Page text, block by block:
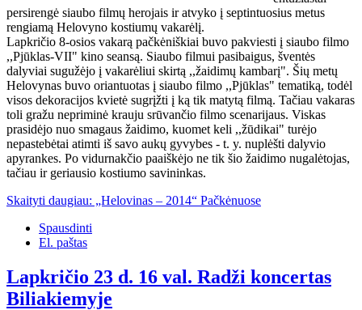
persirengė siaubo filmų herojais ir atvyko į septintuosius metus
rengiamą Helovyno kostiumų vakarėlį.
Lapkričio 8-osios vakarą pačkėniškiai buvo pakviesti į siaubo filmo
,,Pjūklas-VII" kino seansą. Siaubo filmui pasibaigus, šventės
dalyviai sugužėjo į vakarėliui skirtą ,,žaidimų kambarį". Šių metų
Helovynas buvo oriantuotas į siaubo filmo ,,Pjūklas" tematiką, todėl
visos dekoracijos kvietė sugrįžti į ką tik matytą filmą. Tačiau vakaras
toli gražu nepriminė krauju srūvančio filmo scenarijaus. Viskas
prasidėjo nuo smagaus žaidimo, kuomet keli ,,žūdikai" turėjo
nepastebėtai atimti iš savo aukų gyvybes - t. y. nuplėšti dalyvio
apyrankes. Po vidurnakčio paaiškėjo ne tik šio žaidimo nugalėtojas,
tačiau ir geriausio kostiumo savininkas.
Skaityti daugiau: „Helovinas – 2014“ Pačkėnuose
Spausdinti
El. paštas
Lapkričio 23 d. 16 val. Radži koncertas
Biliakiemyje